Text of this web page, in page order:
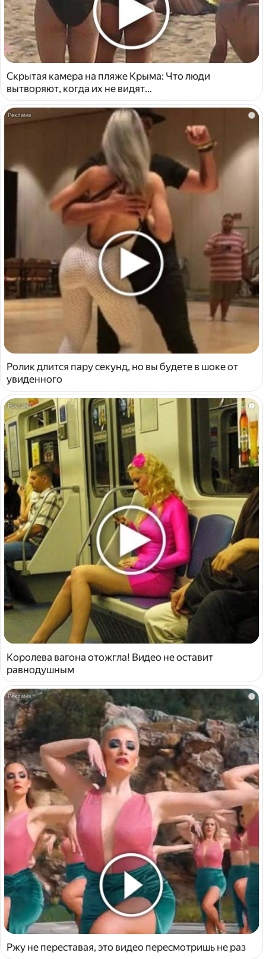
Скрытая камера на пляже Крыма: Что люди
вытворяют, когда их не видят...
i
Ролик длится пару секунд, но вы будете в шоке от
увиденного
i
Королева вагона отожгла! Видео не оставит
равнодушным
i
Ржу не переставая, это видео пересмотришь не раз